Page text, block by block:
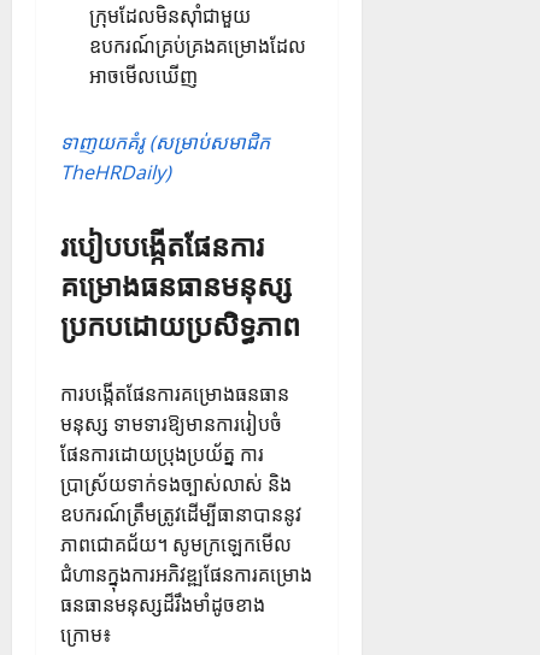
ក្រុមដែលមិនស៊ាំជាមួយ
ឧបករណ៍គ្រប់គ្រងគម្រោងដែល
អាចមើលឃើញ
ទាញយកគំរូ (សម្រាប់សមាជិក
TheHRDaily)
របៀបបង្កើតផែនការ
គម្រោងធនធានមនុស្ស
ប្រកបដោយប្រសិទ្ធភាព
ការបង្កើតផែនការគម្រោងធនធាន
មនុស្ស ទាមទារឱ្យមានការរៀបចំ
ផែនការដោយប្រុងប្រយ័ត្ន ការ
ប្រាស្រ័យទាក់ទងច្បាស់លាស់ និង
ឧបករណ៍ត្រឹមត្រូវដើម្បីធានាបាននូវ
ភាពជោគជ័យ។ សូមក្រឡេកមើល
ជំហានក្នុងការអភិវឌ្ឍផែនការគម្រោង
ធនធានមនុស្សដ៏រឹងមាំដូចខាង
ក្រោម៖